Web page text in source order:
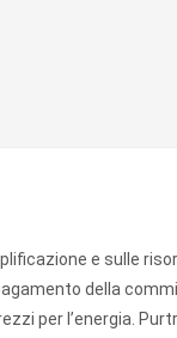
e sulle
della
per l’energia.